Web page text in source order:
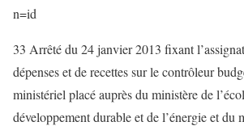
n=id
33 Arrêté du 24 janvier 2013 fixant
dépenses et de recettes sur le contrôleur
ministériel placé auprès du ministère de
développement durable et de l’énergie et du